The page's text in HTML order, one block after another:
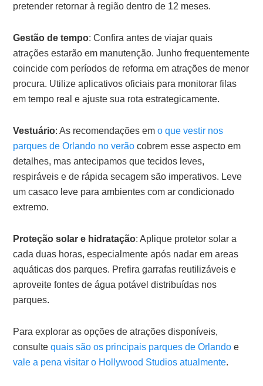
pretender retornar à região dentro de 12 meses.
Gestão de tempo: Confira antes de viajar quais
atrações estarão em manutenção. Junho frequentemente
coincide com períodos de reforma em atrações de menor
procura. Utilize aplicativos oficiais para monitorar filas
em tempo real e ajuste sua rota estrategicamente.
Vestuário: As recomendações emo que vestir nos
parques de Orlando no verão cobrem esse aspecto em
detalhes, mas antecipamos que tecidos leves,
respiráveis e de rápida secagem são imperativos. Leve
um casaco leve para ambientes com ar condicionado
extremo.
Proteção solar e hidratação: Aplique protetor solar a
cada duas horas, especialmente após nadar em areas
aquáticas dos parques. Prefira garrafas reutilizáveis e
aproveite fontes de água potável distribuídas nos
parques.
Para explorar as opções de atrações disponíveis,
consultequais são os principais parques de Orlando e
vale a pena visitar o Hollywood Studios atualmente.